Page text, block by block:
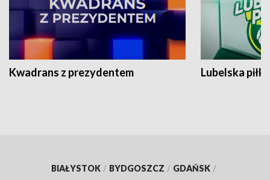
Kwadrans z prezydentem Lubelska piłka
BIAŁYSTOK / BYDGOSZCZ / GDAŃSK /